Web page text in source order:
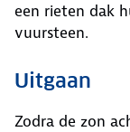
een rieten dak
vuursteen.
Uitgaan
Zodra de zon